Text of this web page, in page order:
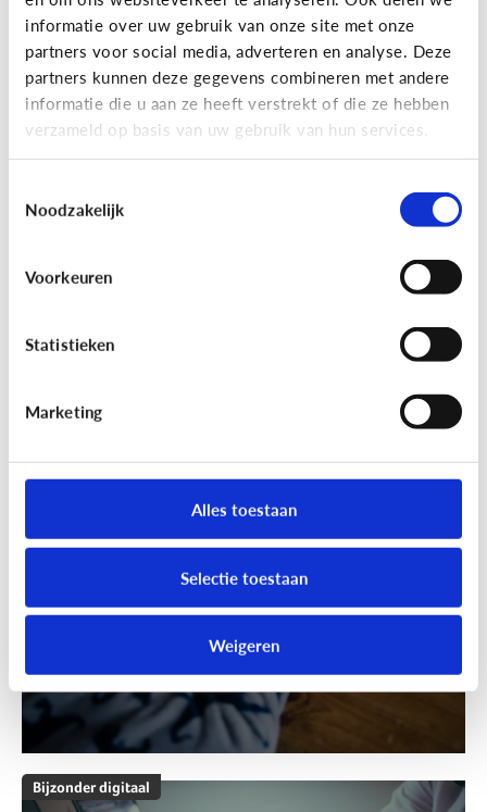
informatie over uw gebruik van onze site met onze
partners voor social media, adverteren en analyse. Deze
partners kunnen deze gegevens combineren met andere
informatie die u aan ze heeft verstrekt of die ze hebben
verzameld op basis van uw gebruik van hun services.
Noodzakelijk
Voorkeuren
Statistieken
Marketing
Alles toestaan
Selectie toestaan
Weigeren
Bijzonder digitaal
Mijn kind is slechtziend of blind.
Welke apps of toepassingen
Mijn kind heeft moeite met
schrijven en spelling. Welke apps
of toepassingen kunnen helpen?
Bijzonder digitaal